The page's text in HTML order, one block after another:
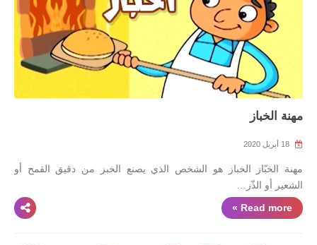
مهنة الخباز
مهنة الخبّاز الخباز هو الشخص الذي يصنع الخبز من دقيق القمح أو
الشعير أو الذّر…
Read more »